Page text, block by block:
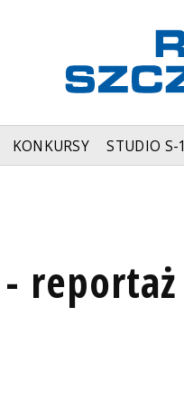
KONKURSY STUDIO S-1
reportaż